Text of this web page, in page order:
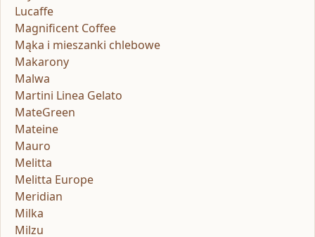
Lucaffe
Magnificent Coffee
Mąka i mieszanki chlebowe
Makarony
Malwa
Martini Linea Gelato
MateGreen
Mateine
Mauro
Melitta
Melitta Europe
Meridian
Milka
Milzu